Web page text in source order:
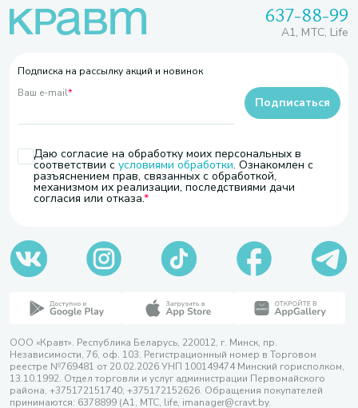
637-88-99
A1, МТС, Life
Подписка на рассылку акций и новинок
Ваш e-mail*
Даю согласие на обработку моих персональных в
соответствии с условиями обработки. Ознакомлен с
разъяснением прав, связанных с обработкой,
механизмом их реализации, последствиями дачи
согласия или отказа.
Подписаться
ООО «Кравт». Республика Беларусь, 220012, г. Минск, пр.
Независимости, 76, оф. 103. Регистрационный номер в Торговом
реестре №769481 от 20.02.2026 УНП 100149474 Минский горисполком,
13.10.1992. Отдел торговли и услуг администрации Первомайского
района, +375172151740; +375172152626. Обращения покупателей
принимаются: 6378899 (А1, МТС, life, imanager@cravt.by.